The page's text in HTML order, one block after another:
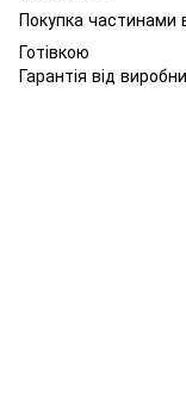
Покупка частинами
Готівкою
Гарантія від